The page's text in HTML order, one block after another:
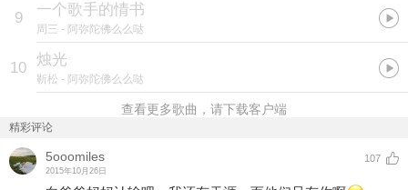
9 一个歌手的情书
周三 - 阿弥陀佛么么哒
10 烛光
靳松 - 阿弥陀佛么么哒
查看更多歌曲，请下载客户端
精彩评论
5ooomiles
2015年10月26日
107